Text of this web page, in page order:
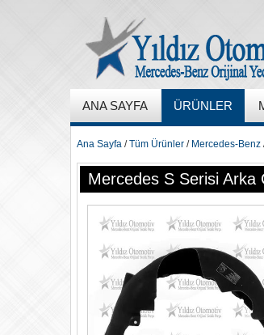
ANA SAYFA ÜRÜNLER
Ana Sayfa /Tüm Ürünler / Mercedes-Benz
Mercedes S Serisi Arka